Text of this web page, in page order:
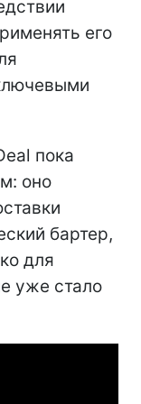
его
пока
оно
бартер,
для
уже стало